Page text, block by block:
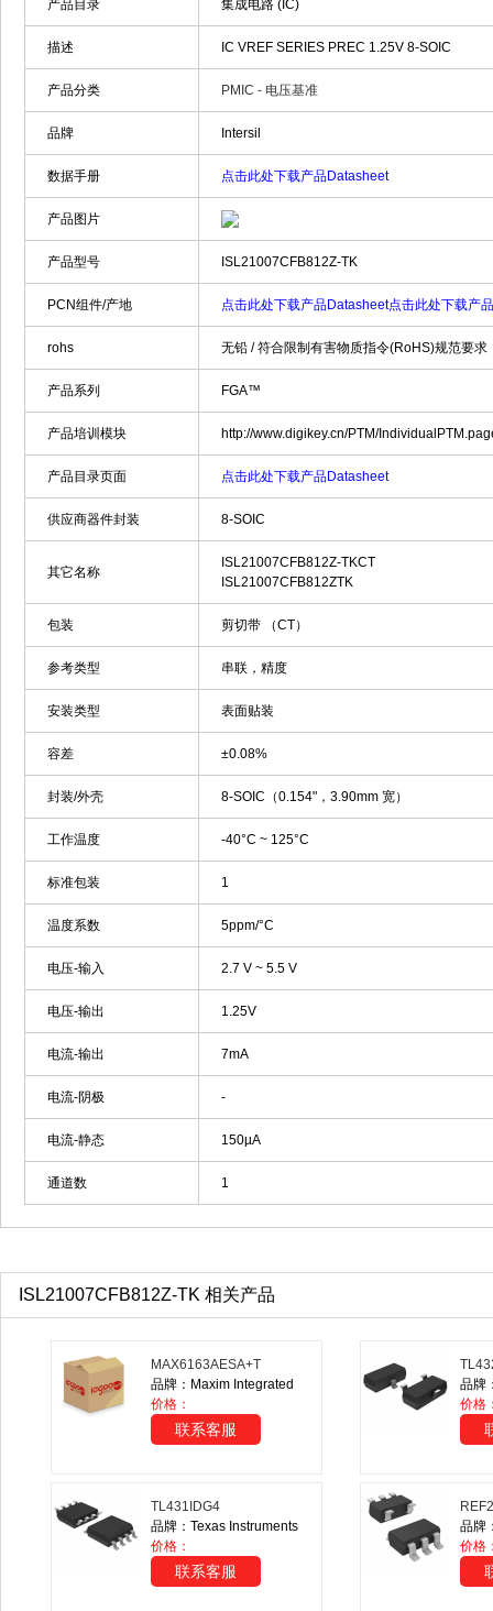
产品目录 集成电路 (IC)
描述 IC VREF SERIES PREC 1.25V 8-SOIC
产品分类 PMIC - 电压基准
品牌 Intersil
数据手册 点击此处下载产品Datasheet
产品图片
产品型号 ISL21007CFB812Z-TK
PCN组件/产地 点击此处下载产品Datasheet点击此处下载产
rohs 无铅 / 符合限制有害物质指令(RoHS)规范要求
产品系列 FGA™
产品培训模块 http://www.digikey.cn/PTM/
产品目录页面 点击此处下载产品Datasheet
供应商器件封装 8-SOIC
其它名称
ISL21007CFB812Z-TKCT
ISL21007CFB812ZTK
包装 剪切带 （CT）
参考类型 串联，精度
安装类型 表面贴装
容差 ±0.08%
封装/外壳 8-SOIC（0.154"，3.90mm 宽）
工作温度 -40°C ~ 125°C
标准包装 1
温度系数 5ppm/°C
电压-输入 2.7 V ~ 5.5 V
电压-输出 1.25V
电流-输出 7mA
电流-阴极 -
电流-静态 150µA
通道数 1
ISL21007CFB812Z-TK 相关产品
MAX6163AESA+T
品牌：Maxim Integrated
价格：
联系客服
品牌
价格
TL431IDG4
品牌：Texas Instruments
价格：
联系客服
品牌
价格